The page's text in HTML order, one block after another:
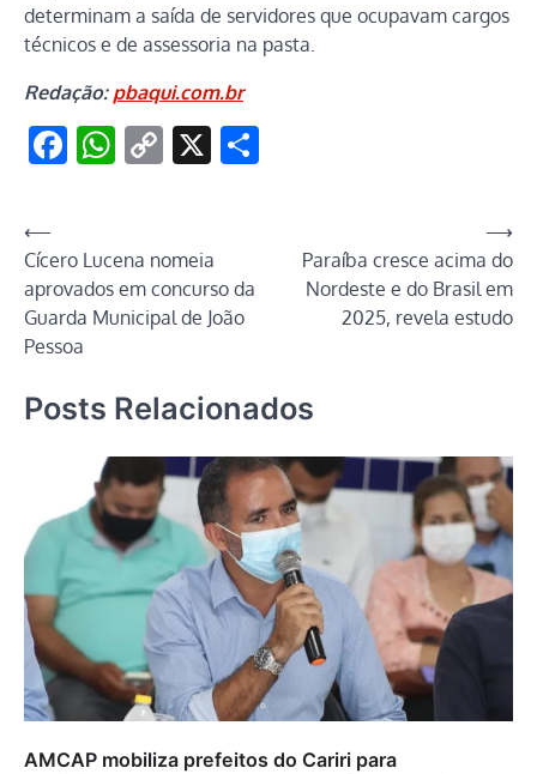
determinam a saída de servidores que ocupavam cargos
técnicos e de assessoria na pasta.
Redação: pbaqui.com.br
Facebook
WhatsApp
Copy
X
Navegação
de
Post
⟵
Cícero Lucena nomeia
aprovados em concurso da
Guarda Municipal de João
Pessoa
Paraíba cresce acima do
Nordeste e do Brasil em
2025, revela estudo
⟶
Posts Relacionados
AMCAP mobiliza prefeitos do Cariri para